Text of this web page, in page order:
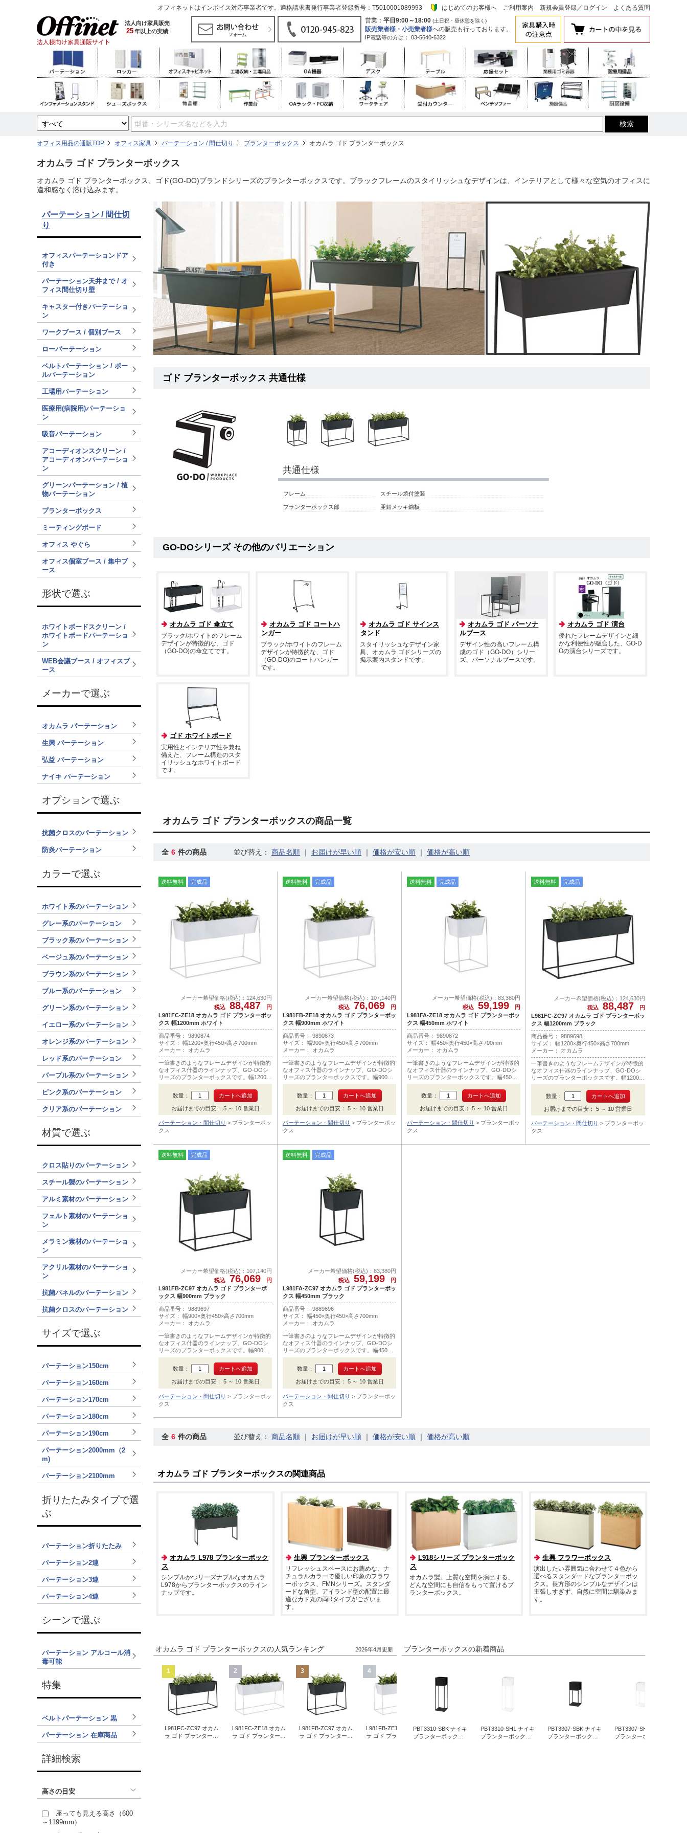
オフィネットはインボイス対応事業者です。適格請求書発行事業者登録番号：T5010001089993 はじめてのお客様へ ご利用案内 新規会員登録／ ログイン よくある質問
法人向け家具販売
25年以上の実績
営業： 平日9:00～18:00 (土日祝・昼休憩を除く)
販売業者様・小売業者様への販売も行っております。
IP電話等の方は： 03-5640-6322
オフィス用品の通販TOP オフィス家具 パーテーション / 間仕切り プランターボックス オカムラ ゴド プランターボックス
オカムラ ゴド プランターボックス
オカムラ ゴド プランターボックス、ゴド(GO-DO)ブランドシリーズのプランターボックスです。ブラックフレームのスタイリッシュなデザインは、インテリアとして様々な空気のオフィスに
違和感なく溶け込みます。
ゴド プランターボックス 共通仕様
共通仕様
フレーム スチール焼付塗装
プランターボックス部 亜鉛メッキ鋼板
GO-DOシリーズ その他のバリエーション
オカムラ ゴド 傘立て
ブラック/ホワイトのフレーム
デザインが特徴的な、ゴド
（GO-DO)の傘立てです。
オカムラ ゴド コートハ
ンガー
ブラック/ホワイトのフレーム
デザインが特徴的な、ゴド
（GO-DO)のコートハンガー
です。
オカムラ ゴド サインス
タンド
スタイリッシュなデザイン家
具、オカムラ ゴドシリーズの
掲示案内スタンドです。
オカムラ ゴド パーソナ
ルブース
デザイン性の高いフレーム構
成のゴド（GO-DO）シリー
ズ、パーソナルブースです。
オカムラ ゴド 演台
優れたフレームデザインと細
かな利便性が融合した、GO-D
Oの演台シリーズです。
ゴド ホワイトボード
実用性とインテリア性を兼ね
備えた、フレーム構造のスタ
イリッシュなホワイトボード
です。
オカムラ ゴド プランターボックスの商品一覧
全 6 件の商品 並び替え： ｜ ｜ ｜
送料無料 完成品
メーカー希望価格(税込)：124,630円
税込
88,487
円
L981FC-ZE18 オカムラ ゴド プランターボッ
クス 幅1200mm ホワイト
商品番号： 9890874
サイズ： 幅1200×奥行450×高さ700mm
メーカー： オカムラ
一筆書きのようなフレームデザインが特徴的
なオフィス什器のラインナップ、GO-DOシ
リーズのプランターボックスです。幅1200m
m。質感のあるホワイト色です。
数量：
お届けまでの目安： 5 ～ 10 営業日
パーテーション・間仕切り
プランターボッ
クス
送料無料 完成品
メーカー希望価格(税込)：107,140円
税込
76,069
円
L981FB-ZE18 オカムラ ゴド プランターボッ
クス 幅900mm ホワイト
商品番号： 9890873
サイズ： 幅900×奥行450×高さ700mm
メーカー： オカムラ
一筆書きのようなフレームデザインが特徴的
なオフィス什器のラインナップ、GO-DOシ
リーズのプランターボックスです。幅900m
m。質感のあるホワイト色です。
数量：
お届けまでの目安： 5 ～ 10 営業日
パーテーション・間仕切り
プランターボッ
クス
送料無料 完成品
メーカー希望価格(税込)：83,380円
税込
59,199
円
L981FA-ZE18 オカムラ ゴド プランターボッ
クス 幅450mm ホワイト
商品番号： 9890872
サイズ： 幅450×奥行450×高さ700mm
メーカー： オカムラ
一筆書きのようなフレームデザインが特徴的
なオフィス什器のラインナップ、GO-DOシ
リーズのプランターボックスです。幅450m
m。質感のあるホワイト色です。
数量：
お届けまでの目安： 5 ～ 10 営業日
パーテーション・間仕切り
プランターボッ
クス
送料無料 完成品
メーカー希望価格(税込)：124,630円
税込
88,487
円
L981FC-ZC97 オカムラ ゴド プランターボッ
クス 幅1200mm ブラック
商品番号： 9889698
サイズ： 幅1200×奥行450×高さ700mm
メーカー： オカムラ
一筆書きのようなフレームデザインが特徴的
なオフィス什器のラインナップ、GO-DOシ
リーズのプランターボックスです。幅1200m
m。
数量：
お届けまでの目安： 5 ～ 10 営業日
パーテーション・間仕切り
プランターボッ
クス
送料無料 完成品
メーカー希望価格(税込)：107,140円
税込
76,069
円
L981FB-ZC97 オカムラ ゴド プランターボ
ックス 幅900mm ブラック
商品番号： 9889697
サイズ： 幅900×奥行450×高さ700mm
メーカー： オカムラ
一筆書きのようなフレームデザインが特徴的
なオフィス什器のラインナップ、GO-DOシ
リーズのプランターボックスです。幅900m
m。
数量：
お届けまでの目安： 5 ～ 10 営業日
パーテーション・間仕切り
プランターボッ
クス
送料無料 完成品
メーカー希望価格(税込)：83,380円
税込
59,199
円
L981FA-ZC97 オカムラ ゴド プランターボッ
クス 幅450mm ブラック
商品番号： 9889696
サイズ： 幅450×奥行450×高さ700mm
メーカー： オカムラ
一筆書きのようなフレームデザインが特徴的
なオフィス什器のラインナップ、GO-DOシ
リーズのプランターボックスです。幅450m
m。
数量：
お届けまでの目安： 5 ～ 10 営業日
パーテーション・間仕切り
プランターボッ
クス
全 6 件の商品 並び替え： ｜ ｜ ｜
オカムラ ゴド プランターボックスの関連商品
オカムラ L978 プランターボック
ス
シンプルかつリーズナブルなオカムラ
L978からプランターボックスのライン
ナップです。
生興 プランターボックス
リフレッシュスペースにお薦めな、ナ
チュラルカラーで優しい印象のフラワ
ーボックス、FMNシリーズ。スタンダ
ードな角型、アイランド型の配置に最
適なカド丸の両Rタイプがございま
す。
L918シリーズ プランターボック
ス
オカムラ製。上質な空間を演出する、
どんな空間にも自信をもって置けるプ
ランターボックス。
生興 フラワーボックス
演出したい雰囲気に合わせて４色から
選べるスタンダードなプランターボッ
クス。長方形のシンプルなデザインは
主張しすぎず、自然に空間に馴染みま
す。
オカムラ ゴド プランターボックスの人気ランキング 2026年4月更新
1
L981FC-ZC97 オカム
ラ ゴド プランターボ
2
L981FC-ZE18 オカム
ラ ゴド プランターボ
3
L981FB-ZC97 オカム
ラ ゴド プランターボ
4
L981FB-ZE18 オカム
ラ ゴド プランターボ
L981FA-ZE18 オカム
ラ ゴド プランターボ
L981FA-ZC97 オカム
ラ ゴド プランターボ
プランターボックスの新着商品
PBT3310-SBK ナイキ
プランターボックス
PBT3310-SH1 ナイキ
プランターボックス
PBT3307-SBK ナイキ
プランターボックス
PBT3307-SH1 ナイキ
プランターボックス
パーテーション / 間仕切
り
オフィスパーテーションドア
付き
パーテーション天井まで / オ
フィス間仕切り壁
キャスター付きパーテーショ
ン
ワークブース / 個別ブース
ローパーテーション
ベルトパーテーション / ポー
ルパーテーション
工場用パーテーション
医療用(病院用)パーテーショ
ン
吸音パーテーション
アコーディオンスクリーン /
アコーディオンパーテーショ
ン
グリーンパーテーション / 植
物パーテーション
プランターボックス
ミーティングボード
オフィス やぐら
オフィス個室ブース / 集中ブ
ース
形状で選ぶ
ホワイトボードスクリーン /
ホワイトボードパーテーショ
ン
WEB会議ブース / オフィスブ
ース
メーカーで選ぶ
オカムラ パーテーション
生興 パーテーション
弘益 パーテーション
ナイキ パーテーション
オプションで選ぶ
抗菌クロスのパーテーション
防炎パーテーション
カラーで選ぶ
ホワイト系のパーテーション
グレー系のパーテーション
ブラック系のパーテーション
ベージュ系のパーテーション
ブラウン系のパーテーション
ブルー系のパーテーション
グリーン系のパーテーション
イエロー系のパーテーション
オレンジ系のパーテーション
レッド系のパーテーション
パープル系のパーテーション
ピンク系のパーテーション
クリア系のパーテーション
材質で選ぶ
クロス貼りのパーテーション
スチール製のパーテーション
アルミ素材のパーテーション
フェルト素材のパーテーショ
ン
メラミン素材のパーテーショ
ン
アクリル素材のパーテーショ
ン
抗菌パネルのパーテーション
抗菌クロスのパーテーション
サイズで選ぶ
パーテーション150cm
パーテーション160cm
パーテーション170cm
パーテーション180cm
パーテーション190cm
パーテーション2000mm（2
m)
パーテーション2100mm
折りたたみタイプで選
ぶ
パーテーション折りたたみ
パーテーション2連
パーテーション3連
パーテーション4連
シーンで選ぶ
パーテーション アルコール消
毒可能
特集
ベルトパーテーション 黒
パーテーション 在庫商品
詳細検索
高さの目安
座っても見える高さ（600
～1199mm）